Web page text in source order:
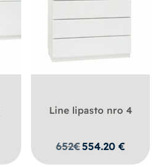
Line lipasto nro 4
652€554.20€